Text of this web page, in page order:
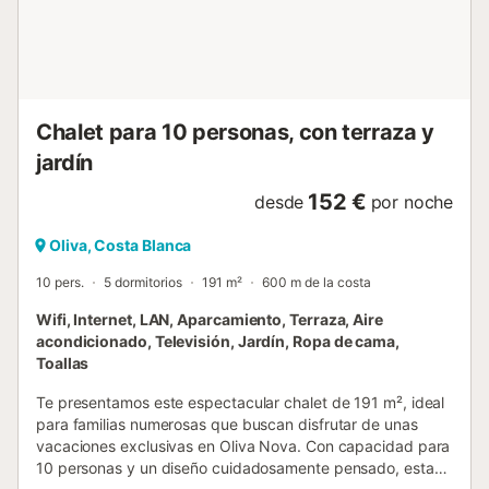
Chalet para 10 personas, con terraza y
jardín
desde 152 € por noche
Oliva, Costa Blanca
10 pers. 5 dormitorios 191 m² 600 m de la costa
Wifi, Internet, LAN, Aparcamiento, Terraza, Aire
acondicionado, Televisión, Jardín, Ropa de cama,
Toallas
Te presentamos este espectacular chalet de 191 m², ideal
para familias numerosas que buscan disfrutar de unas
vacaciones exclusivas en Oliva Nova. Con capacidad para
10 personas y un diseño cuidadosamente pensado, esta